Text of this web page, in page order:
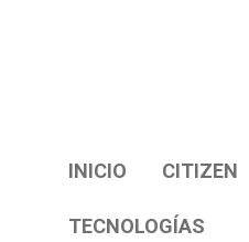
INICIO CITIZEN
TECNOLOGÍAS